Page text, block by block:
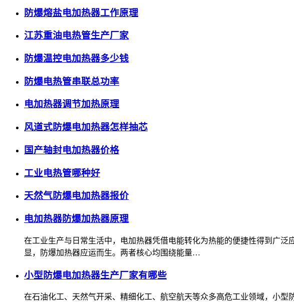
防爆熔盐电加热器工作原理
江苏重油电热管生产厂家
防爆温控电加热器多少钱
防爆电热管串联总功率
电加热器调节加热原理
风道式防爆电加热器怎样抽芯
国产轴封电加热器价格
工业电热管哪种好
天然气防爆电加热器报价
电加热器防爆加热器原理
在工业生产与日常生活中，电加热器凭借电能转化为热能的便捷性得到广
显，防爆加热器应运而生。两者核心均围绕能量…
小型防爆电加热器生产厂家有哪些
在石油化工、天然气开采、精细化工、航空航天等众多高危工业领域，小